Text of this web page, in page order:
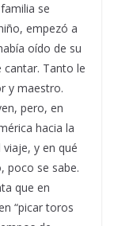
se
empezó a
oído de su
Tanto le
y maestro.
pero, en
hacia la
y en qué
poco se sabe.
que en
“picar toros